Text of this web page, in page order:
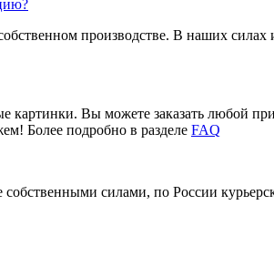
производстве. В наших
картинки. Вы можете заказать любой
Более подробно в разделе FAQ
собственными силами, по России